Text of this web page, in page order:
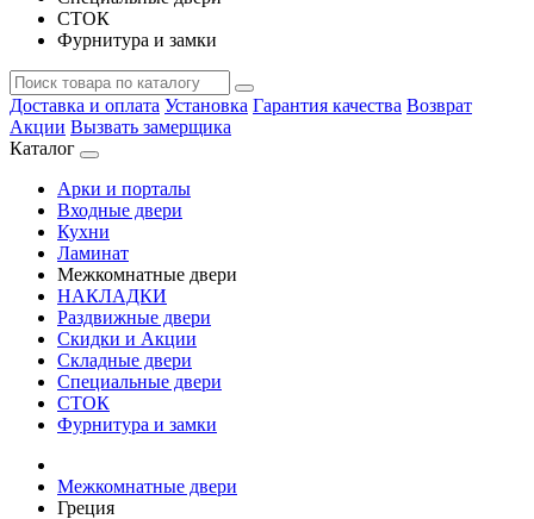
СТОК
Фурнитура и замки
Доставка и оплата Установка Гарантия качества Возврат
Акции Вызвать замерщика
Каталог
Арки и порталы
Входные двери
Кухни
Ламинат
Межкомнатные двери
НАКЛАДКИ
Раздвижные двери
Скидки и Акции
Складные двери
Специальные двери
СТОК
Фурнитура и замки
Межкомнатные двери
Греция